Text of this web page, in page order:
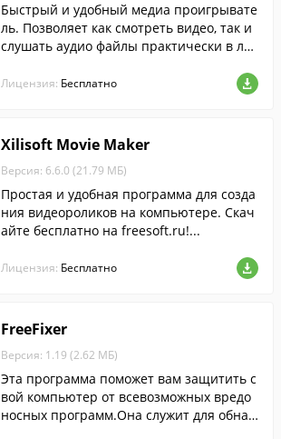
Быстрый и удобный медиа проигрывате
ль. Позволяет как смотреть видео, так и
слушать аудио файлы практически в лю
Лицензия: Бесплатно
Xilisoft Movie Maker
Версия: 6.6.0 (21.79 МБ)
Простая и удобная программа для созда
ния видеороликов на компьютере. Скач
айте бесплатно на freesoft.ru!...
Лицензия: Бесплатно
FreeFixer
Версия: 1.19 (2.62 МБ)
Эта программа поможет вам защитить с
вой компьютер от всевозможных вредо
носных программ.Она служит для обнар